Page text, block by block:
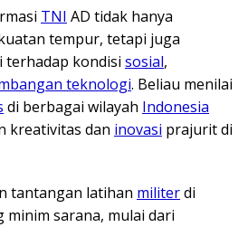
TNI AD tidak hanya
tempur, tetapi juga
terhadap kondisi sosial,
teknologi. Beliau menilai
di berbagai wilayah Indonesia
kreativitas dan inovasi prajurit di
tantangan latihan militerdi
minim sarana, mulai dari